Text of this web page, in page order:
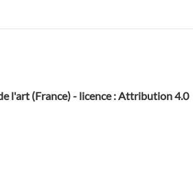
l'art (France) - licence : Attribution 4.0